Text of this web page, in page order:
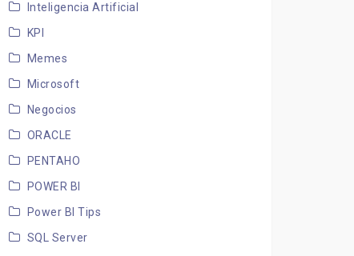
Inteligencia Artificial
KPI
Memes
Microsoft
Negocios
ORACLE
PENTAHO
POWER BI
Power BI Tips
SQL Server